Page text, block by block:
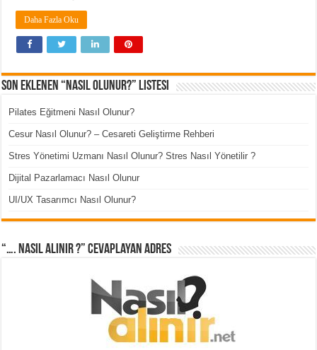
Daha Fazla Oku
Son Eklenen “Nasıl Olunur?” Listesi
Pilates Eğitmeni Nasıl Olunur?
Cesur Nasıl Olunur? – Cesareti Geliştirme Rehberi
Stres Yönetimi Uzmanı Nasıl Olunur? Stres Nasıl Yönetilir ?
Dijital Pazarlamacı Nasıl Olunur
UI/UX Tasarımcı Nasıl Olunur?
“…. Nasıl Alınır ?” cevaplayan adres